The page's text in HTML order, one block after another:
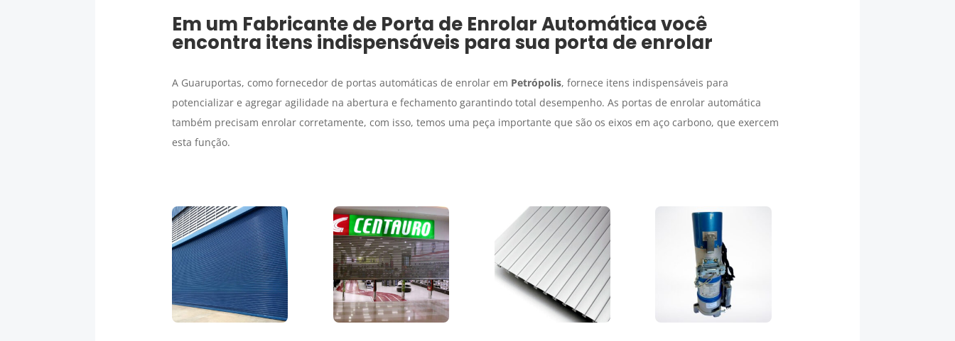
Em um Fabricante de Porta de Enrolar Automáticavocê
encontra itens indispensáveis para sua porta de enrolar
A Guaruportas, como fornecedor de portas automáticas de enrolar em Petrópolis, fornece itens indispensáveis para
potencializar e agregar agilidade na abertura e fechamento garantindo total desempenho. As portas de enrolar automática
também precisam enrolar corretamente, com isso, temos uma peça importante que são os eixos em aço carbono, que exercem
esta função.